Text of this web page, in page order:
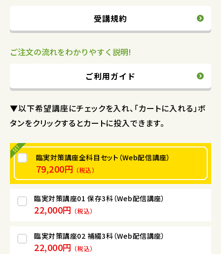
受講規約
ご注文の流れをわかりやすく説明!
ご利用ガイド
▼以下希望講座にチェックを入れ、「カートに入れる」ボ
タンをクリックするとカートに投入できます。
臨実対策講座全科目セット（Web配信講座）
79,200円 （税込）
臨実対策講座01 保存3科（Web配信講座）
22,000円 （税込）
臨実対策講座02 補綴3科（Web配信講座）
22,000円 （税込）